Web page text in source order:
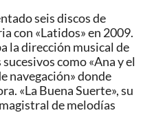
seis discos de
con «Latidos» en 2009.
la dirección musical de
como «Ana y el
navegación» donde
«La Buena Suerte», su
de melodías